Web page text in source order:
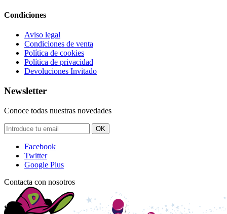
Condiciones
Aviso legal
Condiciones de venta
Política de cookies
Política de privacidad
Devoluciones Invitado
Newsletter
Conoce todas nuestras novedades
OK
Facebook
Twitter
Google Plus
Contacta con nosotros